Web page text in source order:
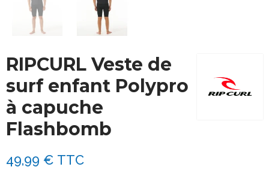
RIPCURL Veste de
surf enfant Polypro
à capuche
Flashbomb
49,99 € TTC